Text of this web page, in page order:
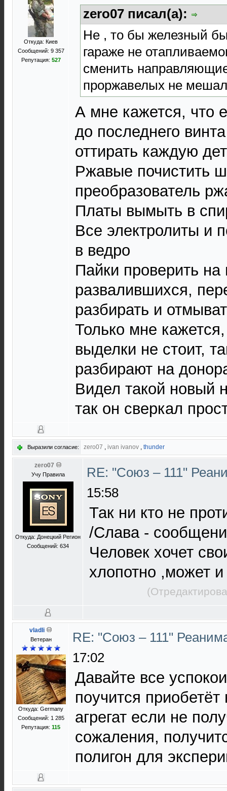
Откуда: Киев
Сообщений: 9 357
Репутация: 527
zero07 писал(а):
Не , то бы железный
гараже не
сменить
проржавелых не
А мне кажется, что
до последнего
оттирать каждую
Ржавые почистить
преобразователь
Платы вымыть в
Все электролиты и
в ведро
Пайки проверить на
развалившихся,
разбирать и
Только мне
выделки не стоит,
разбирают на
Видел такой новый
так он сверкал
Выразили согласие: zero07 , ivan ivanov , thunder
zero07
Учу Правила
Откуда: Донецкий Регион
Сообщений: 634
RE: "Союз – 111"
15:58
Так ни кто не
/Слава -
Человек хочет
хлопотно ,может
vladli
Ветеран
Откуда: Germany
Сообщений: 1 285
Репутация: 115
RE: "Союз – 111"
17:02
Давайте все
поучится
агрегат если не
сожаления,
полигон для